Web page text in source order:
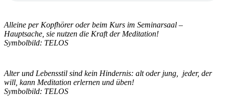
Alleine per Kopfhörer oder beim Kurs im Seminarsaal –
Hauptsache, sie nutzen die Kraft der Meditation!
Symbolbild: TELOS
Alter und Lebensstil sind kein Hindernis: alt oder jung, jeder, der
will, kann Meditation erlernen und üben!
Symbolbild: TELOS